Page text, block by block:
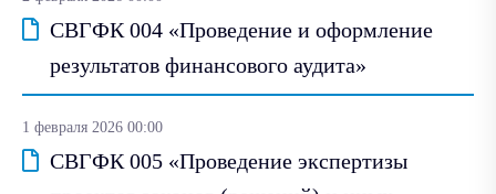
СВГФК 004 «Проведение и оформление
результатов финансового аудита»
1 февраля 2026 00:00
СВГФК 005 «Проведение экспертизы